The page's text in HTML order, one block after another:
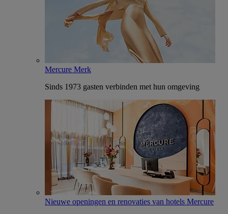
Mercure Merk
Sinds 1973 gasten verbinden met hun omgeving
Nieuwe openingen en renovaties van hotels Mercure